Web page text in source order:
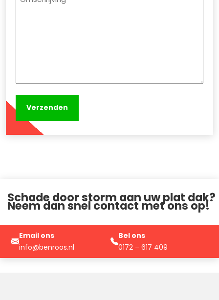
Schade door storm aan uw plat dak?
Neem dan snel contact met ons op!
Email ons
info@benroos.nl
Bel ons
0172 – 617 409